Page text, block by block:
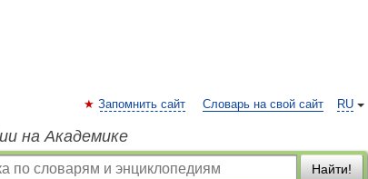
RU
Запомнить сайт Словарь на свой сайт
на Академике
Найти!